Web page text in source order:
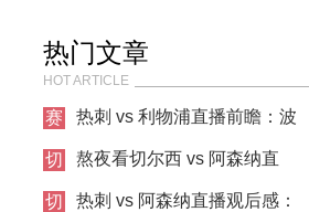
战
锦
热门文章
HOT ARTICLE
赛
前
热刺 vs 利物浦直播前瞻：波
叔的“七伤拳”，能破克洛普
的“重金属”吗？
切
西
熬夜看切尔西 vs 阿森纳直
播，这比赛要素也太多了！
切
热刺 vs 阿森纳直播观后感：